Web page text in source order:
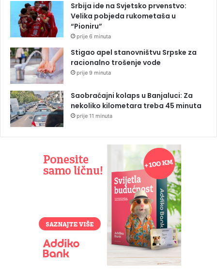
Srbija ide na Svjetsko prvenstvo:
Velika pobjeda rukometaša u
“Pioniru”
prije 6 minuta
Stigao apel stanovništvu Srpske za
racionalno trošenje vode
prije 9 minuta
Saobraćajni kolaps u Banjaluci: Za
nekoliko kilometara treba 45 minuta
prije 11 minuta